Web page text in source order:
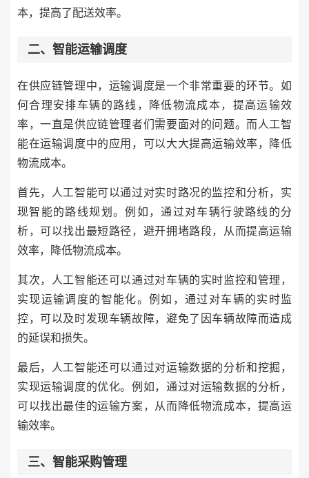
本，提高了配送效率。
二、智能运输调度
在供应链管理中，运输调度是一个非常重要的环节。如
何合理安排车辆的路线，降低物流成本，提高运输效
率，一直是供应链管理者们需要面对的问题。而人工智
能在运输调度中的应用，可以大大提高运输效率，降低
物流成本。
首先，人工智能可以通过对实时路况的监控和分析，实
现智能的路线规划。例如，通过对车辆行驶路线的分
析，可以找出最短路径，避开拥堵路段，从而提高运输
效率，降低物流成本。
其次，人工智能还可以通过对车辆的实时监控和管理，
实现运输调度的智能化。例如，通过对车辆的实时监
控，可以及时发现车辆故障，避免了因车辆故障而造成
的延误和损失。
最后，人工智能还可以通过对运输数据的分析和挖掘，
实现运输调度的优化。例如，通过对运输数据的分析，
可以找出最佳的运输方案，从而降低物流成本，提高运
输效率。
三、智能采购管理